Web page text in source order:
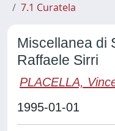
7.1 Curatela
Miscellanea di
Raffaele Sirri
PLACELLA,
1995-01-01